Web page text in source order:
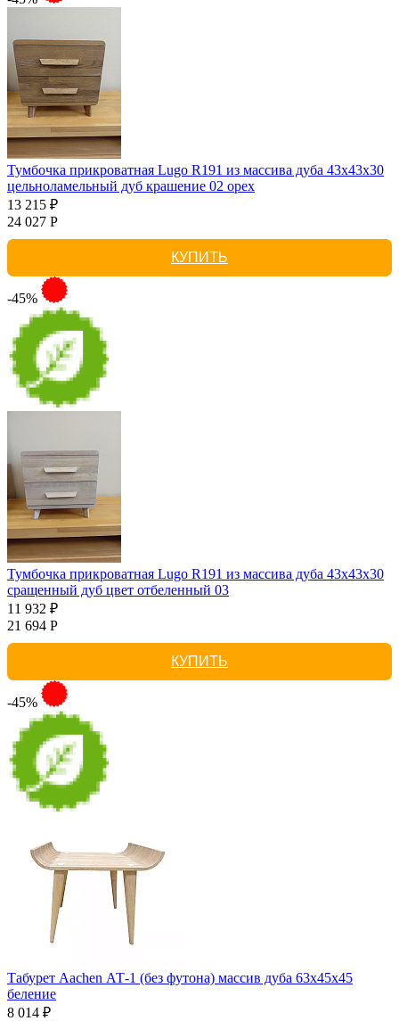
Тумбочка прикроватная Lugo R191 из массива дуба 43х43х30
цельноламельный дуб крашение 02 орех
13 215 ₽
24 027 Р
КУПИТЬ
-45%
Тумбочка прикроватная Lugo R191 из массива дуба 43х43х30
сращенный дуб цвет отбеленный 03
11 932 ₽
21 694 Р
КУПИТЬ
-45%
Табурет Aachen АТ-1 (без футона) массив дуба 63х45х45
беление
8 014 ₽